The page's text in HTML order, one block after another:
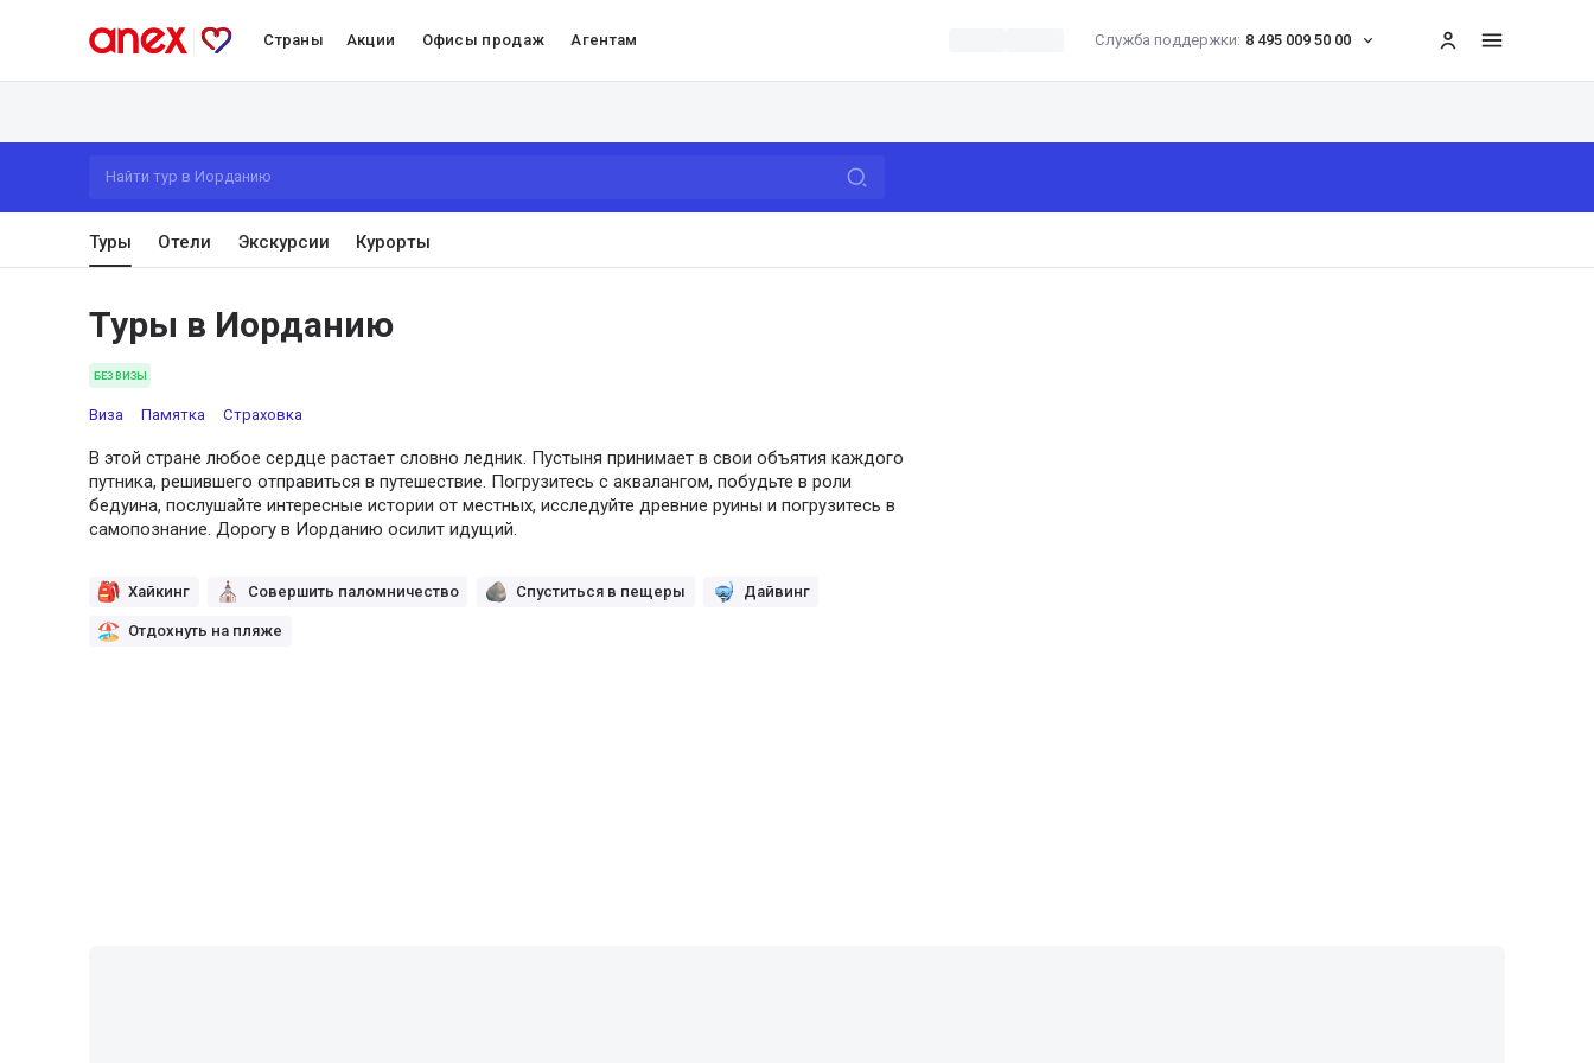
Страны Акции Офисы продаж Агентам Служба поддержки: 8 495 009 50 00 меню
Найти тур в Иорданию
Туры Отели Экскурсии Курорты
Туры в Иорданию
БЕЗ ВИЗЫ
Виза Памятка Страховка
В этой стране любое сердце растает словно ледник. Пустыня принимает в свои объятия каждого
путника, решившего отправиться в путешествие. Погрузитесь с аквалангом, побудьте в роли
бедуина, послушайте интересные истории от местных, исследуйте древние руины и погрузитесь в
самопознание. Дорогу в Иорданию осилит идущий.
Хайкинг Совершить паломничество Спуститься в пещеры Дайвинг
Отдохнуть на пляже